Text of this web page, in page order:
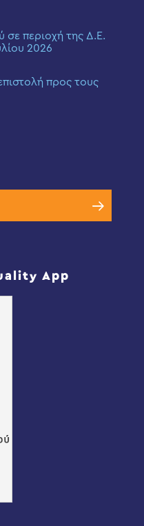
σε περιοχή της Δ.Ε.
2026
προς τους
App